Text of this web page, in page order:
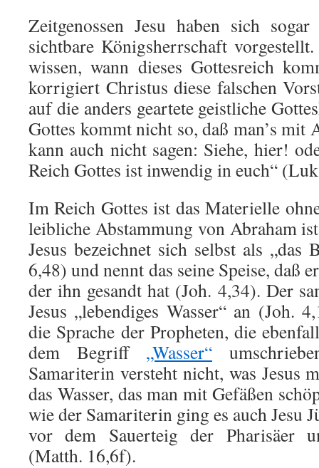
Zeitgenossen Jesu haben sich
sichtbare Königsherrschaft
wissen, wann dieses Gottesreich
korrigiert Christus diese falschen
auf die anders geartete geistliche
Gottes kommt nicht so, daß man’s mit
kann auch nicht sagen: Siehe, hier!
Reich Gottes ist inwendig in euch“
Im Reich Gottes ist das Materielle
leibliche Abstammung von Abraham
Jesus bezeichnet sich selbst als „das
6,48) und nennt das seine Speise, daß
der ihn gesandt hat (Joh. 4,34). Der
Jesus „lebendiges Wasser“ an (Joh.
die Sprache der Propheten, die
dem Begriff „Wasser“
Samariterin versteht nicht, was Jesus
das Wasser, das man mit Gefäßen
wie der Samariterin ging es auch Jesu
vor dem Sauerteig der Pharisäer
(Matth. 16,6f).